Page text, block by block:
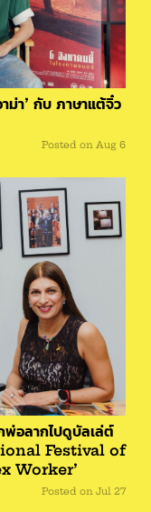
ม่า’ กับ ภาษาแต้จิ๋ว
Posted on Aug 6
พ่อลากไปดูบัลเล่ต์
Festival of
Worker’
Posted on Jul 27